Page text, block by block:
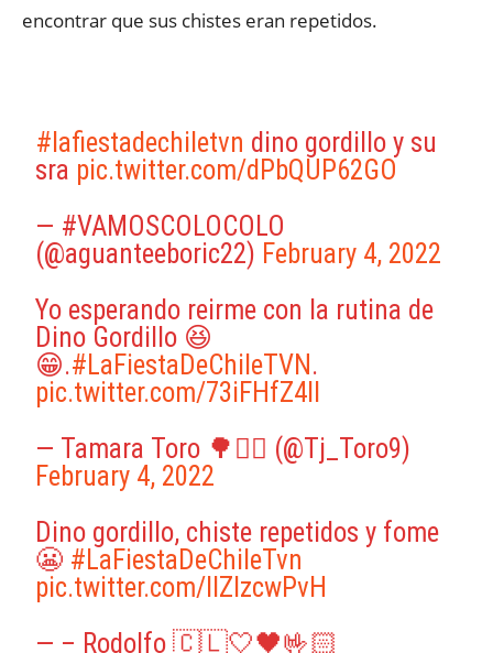
encontrar que sus chistes eran repetidos.
#lafiestadechiletvn dino gordillo y su
sra pic.twitter.com/dPbQUP62GO
— #VAMOSCOLOCOLO
(@aguanteeboric22) February 4, 2022
Yo esperando reirme con la rutina de
Dino Gordillo 😆
😁.#LaFiestaDeChileTVN .
pic.twitter.com/73iFHfZ4Il
— Tamara Toro 🌳✊🏻 (@Tj_Toro9)
February 4, 2022
Dino gordillo, chiste repetidos y fome
😬 #LaFiestaDeChileTvn
pic.twitter.com/lIZIzcwPvH
— – Rodolfo 🇨🇱🤍🖤🤟🏻